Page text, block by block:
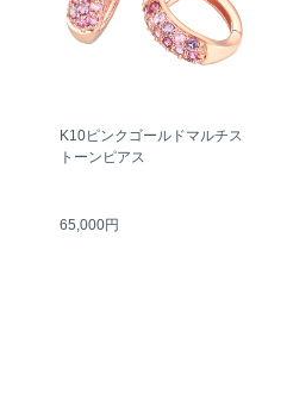
K10ピンクゴールドマルチス
トーンピアス
65,000円